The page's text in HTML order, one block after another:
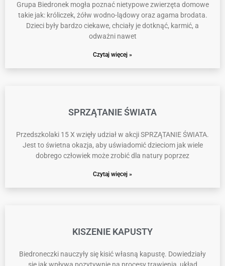
Grupa Biedronek mogła poznać nietypowe zwierzęta domowe
takie jak: króliczek, żółw wodno-lądowy oraz agama brodata.
Dzieci były bardzo ciekawe, chciały je dotknąć, karmić, a
odważni nawet
Czytaj więcej »
SPRZĄTANIE ŚWIATA
Przedszkolaki 15 X wzięły udział w akcji SPRZĄTANIE ŚWIATA.
Jest to świetna okazja, aby uświadomić dzieciom jak wiele
dobrego człowiek może zrobić dla natury poprzez
Czytaj więcej »
KISZENIE KAPUSTY
Biedroneczki nauczyły się kisić własną kapustę. Dowiedziały